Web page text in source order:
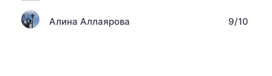
Алина Аллаярова 9/10